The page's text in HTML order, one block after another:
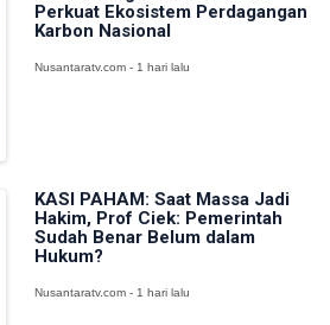
Perkuat Ekosistem Perdagangan
Karbon Nasional
Nusantaratv.com - 1 hari lalu
KASI PAHAM: Saat Massa Jadi
Hakim, Prof Ciek: Pemerintah
Sudah Benar Belum dalam
Hukum?
Nusantaratv.com - 1 hari lalu